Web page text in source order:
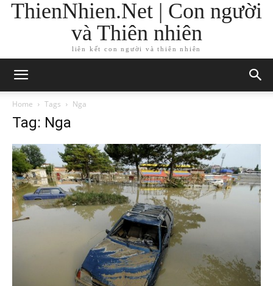
ThienNhien.Net | Con người
và Thiên nhiên
liên kết con người và thiên nhiên
Home Tags Nga
Tag: Nga